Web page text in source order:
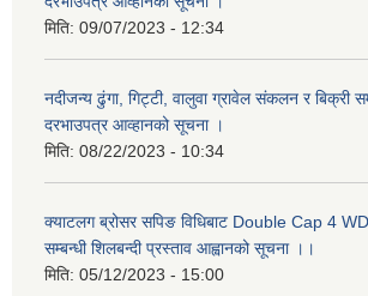
मिति: 09/07/2023 - 12:34
नदीजन्य ढुंगा, गिट्टी, वालुवा ग्रावेल संकलन र बिक्री
दरभाउपत्र आव्हानको सूचना ।
मिति: 08/22/2023 - 10:34
क्याटलग ब्रोसर सपिङ विधिबाट Double Cap 4
सम्बन्धी शिलबन्दी प्रस्ताव आह्वानको सूचना ।।
मिति: 05/12/2023 - 15:00